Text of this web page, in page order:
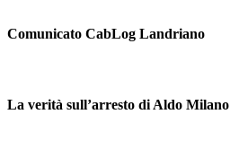
Comunicato CabLog Landriano
La verità sull’arresto di Aldo Milano